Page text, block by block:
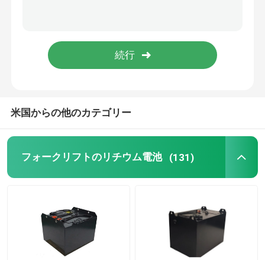
リチウム電池 モジュール
米国からの他のカテゴリー
フォークリフトのリチウム電池 (131)